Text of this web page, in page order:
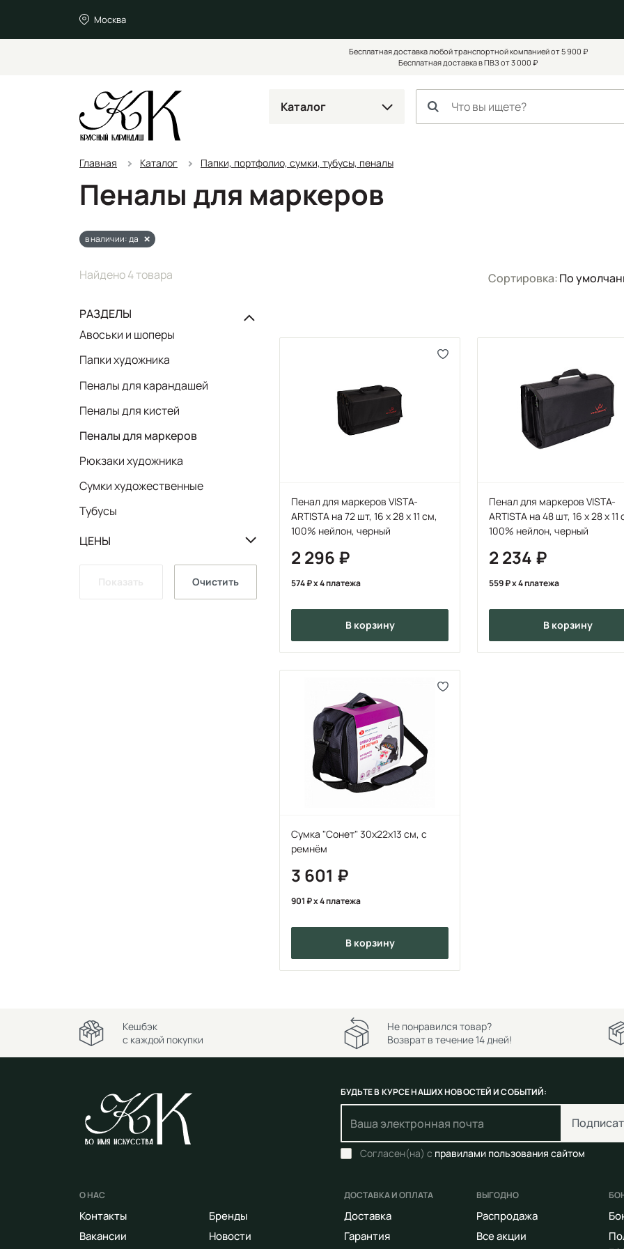
Москва
Бесплатная доставка любой транспортной компанией от 5 900 ₽
Бесплатная доставка в ПВЗ от 3 000 ₽
Каталог
Главная Каталог Папки, портфолио, сумки, тубусы, пеналы
Пеналы для маркеров
в наличии: да
Найдено 4 товара Сортировка:По
РАЗДЕЛЫ
Авоськи и шоперы
Папки художника
Пеналы для карандашей
Пеналы для кистей
Пеналы для маркеров
Рюкзаки художника
Сумки художественные
Тубусы
ЦЕНЫ
Очистить
Пенал для маркеров VISTA-
ARTISTA на 72 шт, 16 x 28 x 11 см,
100% нейлон, черный
2 296
574 x 4 платежа
в корзину
Пенал для маркеров VISTA-
ARTISTA на 48 шт, 16 x 28 x 11
100% нейлон, черный
2 234
559 x 4 платежа
в корзину
Сумка "Сонет" 30х22х13 см, с
ремнём
3 601
901 x 4 платежа
в корзину
Кешбэк
с каждой покупки
Не понравился товар?
Возврат в течение 14 дней!
БУДЬТЕ В КУРСЕ НАШИХ НОВОСТЕЙ И СОБЫТИЙ:
Согласен(на) с правилами пользования сайтом
О НАС
Контакты
Вакансии
Бренды
Новости
ДОСТАВКА И ОПЛАТА
Доставка
Гарантия
ВЫГОДНО
Распродажа
Все акции